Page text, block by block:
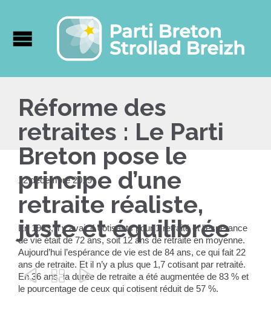
Réforme des
retraites : Le Parti
Breton pose le
principe d’une
retraite réaliste,
juste et équilibrée
  
12 décembre 2019
En 1983, il y avait 4 cotisants pour 1 retraité et l’espérance
de vie était de 72 ans, soit 12 ans de retraite en moyenne.
Aujourd’hui l’espérance de vie est de 84 ans, ce qui fait 22
ans de retraite. Et il n’y a plus que 1,7 cotisant par retraité.
En 36 ans, la durée de retraite a été augmentée de 83 % et
le pourcentage de ceux qui cotisent réduit de 57 %.